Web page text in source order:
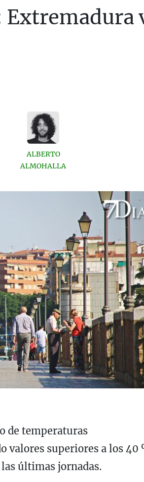
ALBERTO
ALMOHALLA
de temperaturas
valores superiores a los 40
últimas jornadas.